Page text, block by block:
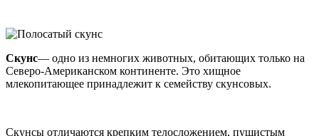
Скунс— одно из немногих животных, обитающих только на
Северо-Американском континенте. Это хищное
млекопитающее принадлежит к семейству скунсовых.
Скунсы отличаются крепким телосложением, пушистым